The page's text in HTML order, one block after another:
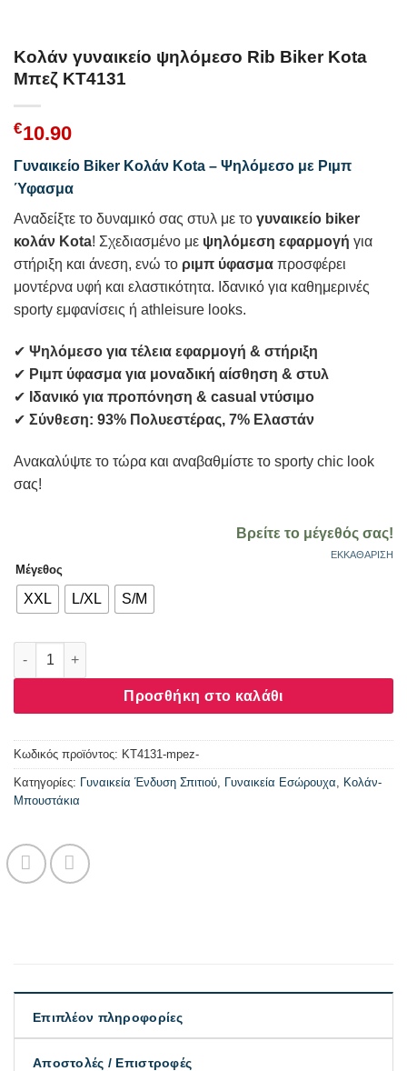
Κολάν γυναικείο ψηλόμεσο Rib Biker Kota
Μπεζ KT4131
€10.90
Γυναικείο Biker Κολάν Kota – Ψηλόμεσο με Ριμπ
Ύφασμα
Αναδείξτε το δυναμικό σας στυλ με το γυναικείο biker
κολάν Kota! Σχεδιασμένο με ψηλόμεση εφαρμογή για
στήριξη και άνεση, ενώ το ριμπ ύφασμα προσφέρει
μοντέρνα υφή και ελαστικότητα. Ιδανικό για καθημερινές
sporty εμφανίσεις ή athleisure looks.
✔ Ψηλόμεσο για τέλεια εφαρμογή & στήριξη
✔ Ριμπ ύφασμα για μοναδική αίσθηση & στυλ
✔ Ιδανικό για προπόνηση & casual ντύσιμο
✔ Σύνθεση: 93% Πολυεστέρας, 7% Ελαστάν
Ανακαλύψτε το τώρα και αναβαθμίστε το sporty chic look
σας!
Βρείτε το μέγεθός σας!
Μέγεθος
XXL L/XL S/M
ΕΚΚΑΘΆΡΙΣΗ
Κολάν γυναικείο ψηλόμεσο Rib Biker Kota Μπεζ KT4131
Προσθήκη στο καλάθι
Κωδικός προϊόντος: KT4131-mpez-
Κατηγορίες: Γυναικεία Ένδυση Σπιτιού Γυναικεία Εσώρουχα
Κολάν-
Μπουστάκια
Επιπλέον πληροφορίες
Αποστολές / Επιστροφές